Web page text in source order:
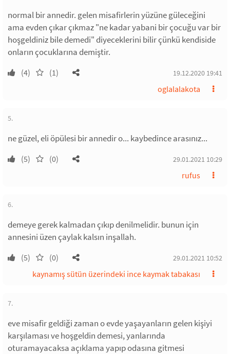
normal bir annedir. gelen misafirlerin yüzüne güleceğini
ama evden çıkar çıkmaz "ne kadar yabani bir çocuğu var bir
hoşgeldiniz bile demedi" diyeceklerini bilir çünkü kendiside
onların çocuklarına demiştir.
(4) (1) 19.12.2020 19:41
oglalalakota
5.
ne güzel, eli öpülesi bir annedir o... kaybedince arasınız...
(5) (0) 29.01.2021 10:29
rufus
6.
demeye gerek kalmadan çıkıp denilmelidir. bunun için
annesini üzen çaylak kalsın inşallah.
(5) (0) 29.01.2021 10:52
kaynamış sütün üzerindeki ince kaymak tabakası
7.
eve misafir geldiği zaman o evde yaşayanların gelen kişiyi
karşılaması ve hoşgeldin demesi, yanlarında
oturamayacaksa açıklama yapıp odasına gitmesi